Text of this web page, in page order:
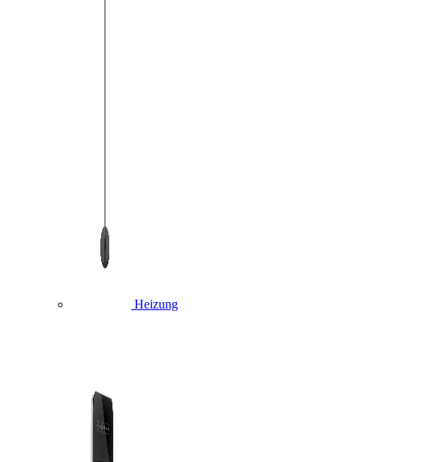
Heizung